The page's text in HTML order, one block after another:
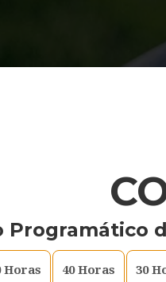
Programático
Horas 40Horas 30